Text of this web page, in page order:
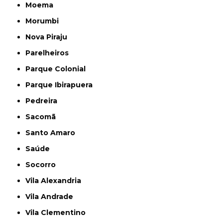
Moema
Morumbi
Nova Piraju
Parelheiros
Parque Colonial
Parque Ibirapuera
Pedreira
Sacomã
Santo Amaro
Saúde
Socorro
Vila Alexandria
Vila Andrade
Vila Clementino